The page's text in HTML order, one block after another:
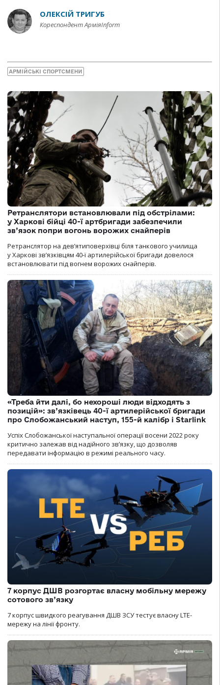
ОЛЕКСІЙ ТРИГУБ
Кореспондент АрміяInform
АРМІЙСЬКІ СПОРТСМЕНИ
Ретранслятори встановлювали під обстрілами:
у Харкові бійці 40-ї артбригади забезпечили
зв’язок попри вогонь ворожих снайперів
Ретранслятор на дев’ятиповерхівці біля танкового училища
у Харкові зв’язківцям 40-ї артилерійської бригади довелося
встановлювати під вогнем ворожих снайперів.
«Треба йти далі, бо нехороші люди відходять з
позицій»: зв’язківець 40-ї артилерійської бригади
про Слобожанський наступ, 155-й калібр і Starlink
Успіх Слобожанської наступальної операції восени 2022 року
критично залежав від надійного зв’язку, що дозволяв
передавати інформацію в режимі реального часу.
7 корпус ДШВ розгортає власну мобільну мережу
сотового зв’язку
7 корпус швидкого реагування ДШВ ЗСУ тестує власну LTE-
мережу на лінії фронту.